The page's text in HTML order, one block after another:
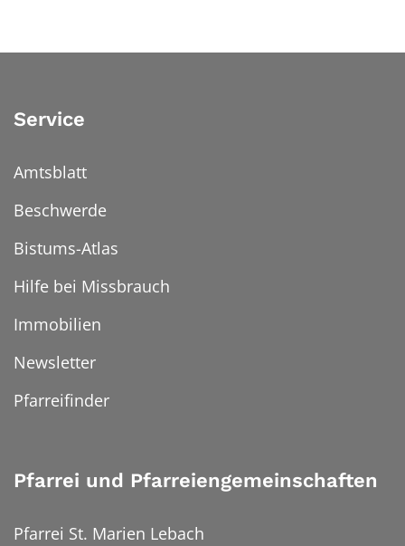
Service
Amtsblatt
Beschwerde
Bistums-Atlas
Hilfe bei Missbrauch
Immobilien
Newsletter
Pfarreifinder
Pfarrei und Pfarreiengemeinschaften
Pfarrei St. Marien Lebach